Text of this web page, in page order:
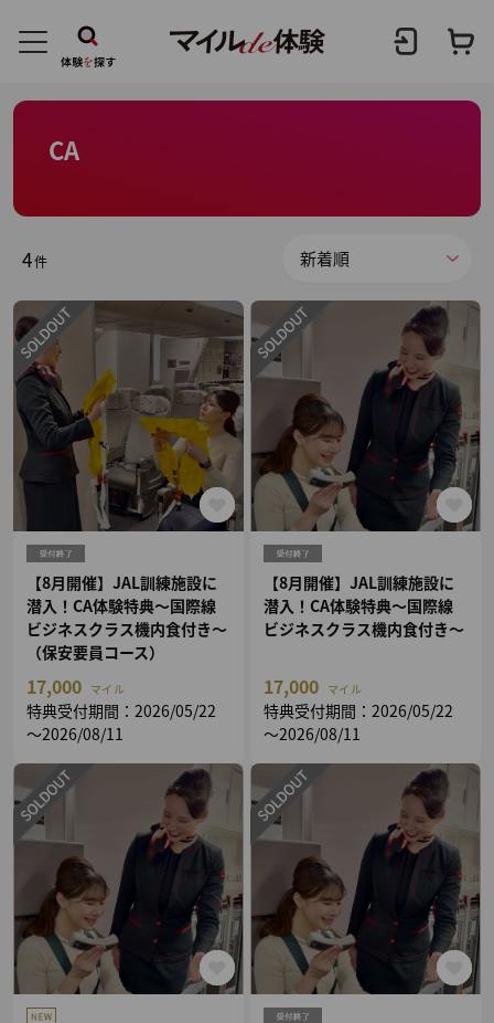
CA
4件
【8月開催】JAL訓練施設に
潜入！CA体験特典～国際線
ビジネスクラス機内食付き～
（保安要員コース）
17,000 マイル
特典受付期間：2026/05/22
～2026/08/11
【8月開催】JAL訓練施設に
潜入！CA体験特典～国際線
ビジネスクラス機内食付き～
17,000 マイル
特典受付期間：2026/05/22
～2026/08/11